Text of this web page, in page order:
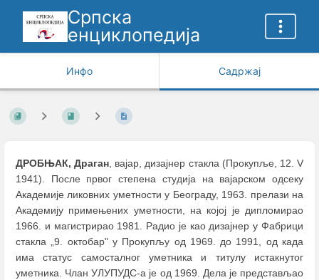
Српска
енциклопедија
Инфо Садржај
ДРОБЊАК, Драган, вајар, дизајнер стакла (Прокупље, 12. V
1941). После првог степена студија на вајарском одсеку
Академије ликовних уметности у Београду, 1963. прелази на
Академију примењених уметности, на којој је дипломирао
1966. и магистрирао 1981. Радио је као дизајнер у Фабрици
стакла „9. октобар" у Прокупљу од 1969. до 1991, од када
има статус самосталног уметника и титулу истакнутог
уметника. Члан УЛУПУДС-а је од 1969. Дела је представљао